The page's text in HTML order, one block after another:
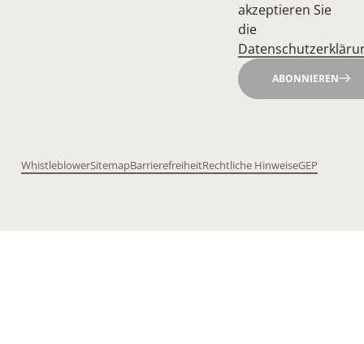
akzeptieren Sie
die
ABONNIEREN
WhistleblowerSitemapBarrierefreiheitRechtliche HinweiseGEP